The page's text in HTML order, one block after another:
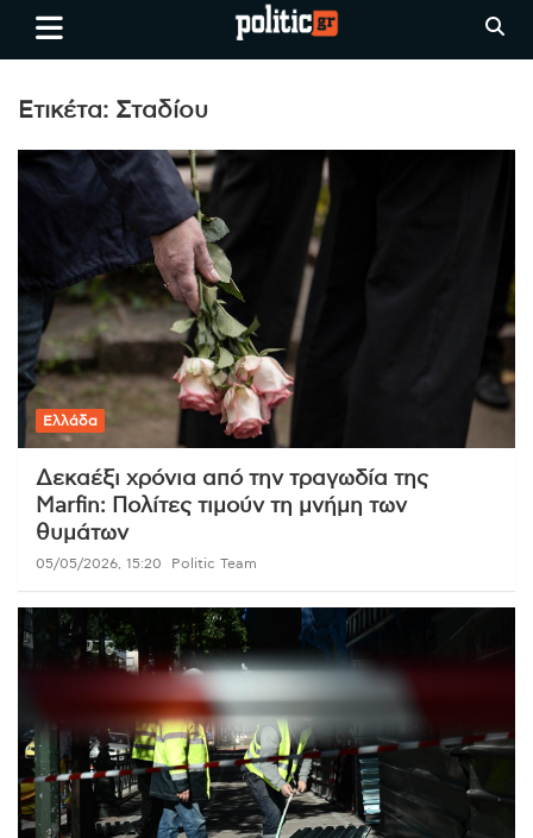
Skip
Ειδήσεις απο τη
Θεσσαλονίκη, την Ελλάδα και
όλο τον Κόσμο
politic.gr
Ετικέτα: Σταδίου
Ελλάδα
Δεκαέξι χρόνια από την τραγωδία της
Marfin: Πολίτες τιμούν τη μνήμη των
θυμάτων
05/05/2026, 15:20 Politic Team